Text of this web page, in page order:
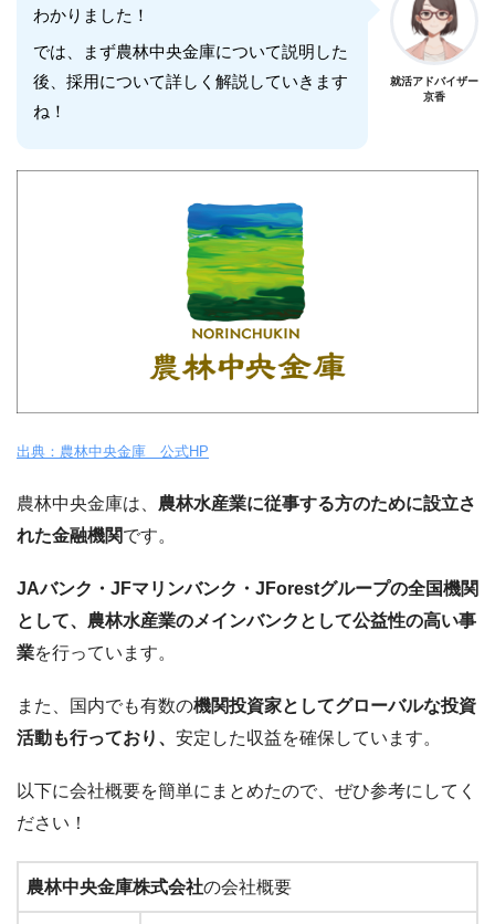
わかりました！
では、まず農林中央金庫について説明した
後、採用について詳しく解説していきます
ね！
就活アドバイザー
京香
出典：農林中央金庫 公式HP
農林中央金庫は、 農林水産業に従事する方のために設立さ
れた金融機関です。
JAバンク・JFマリンバンク・JForestグループの全国機関
として、農林水産業のメインバンクとして公益性の高い事
業を行っています。
また、国内でも有数の機関投資家としてグローバルな投資
活動も行っており、 安定した収益を確保しています。
以下に会社概要を簡単にまとめたので、ぜひ参考にしてく
ださい！
農林中央金庫株式会社の会社概要